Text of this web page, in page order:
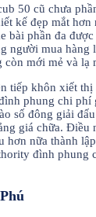
50 cũ chưa
kế đẹp mắt hơn
bài phần đa
người mua hàng
còn mới mẻ và lạ
tiếp khôn xiết thị
phung chi phí
số đông giải
giá chữa. Điều
hơn nữa thành
đình phung